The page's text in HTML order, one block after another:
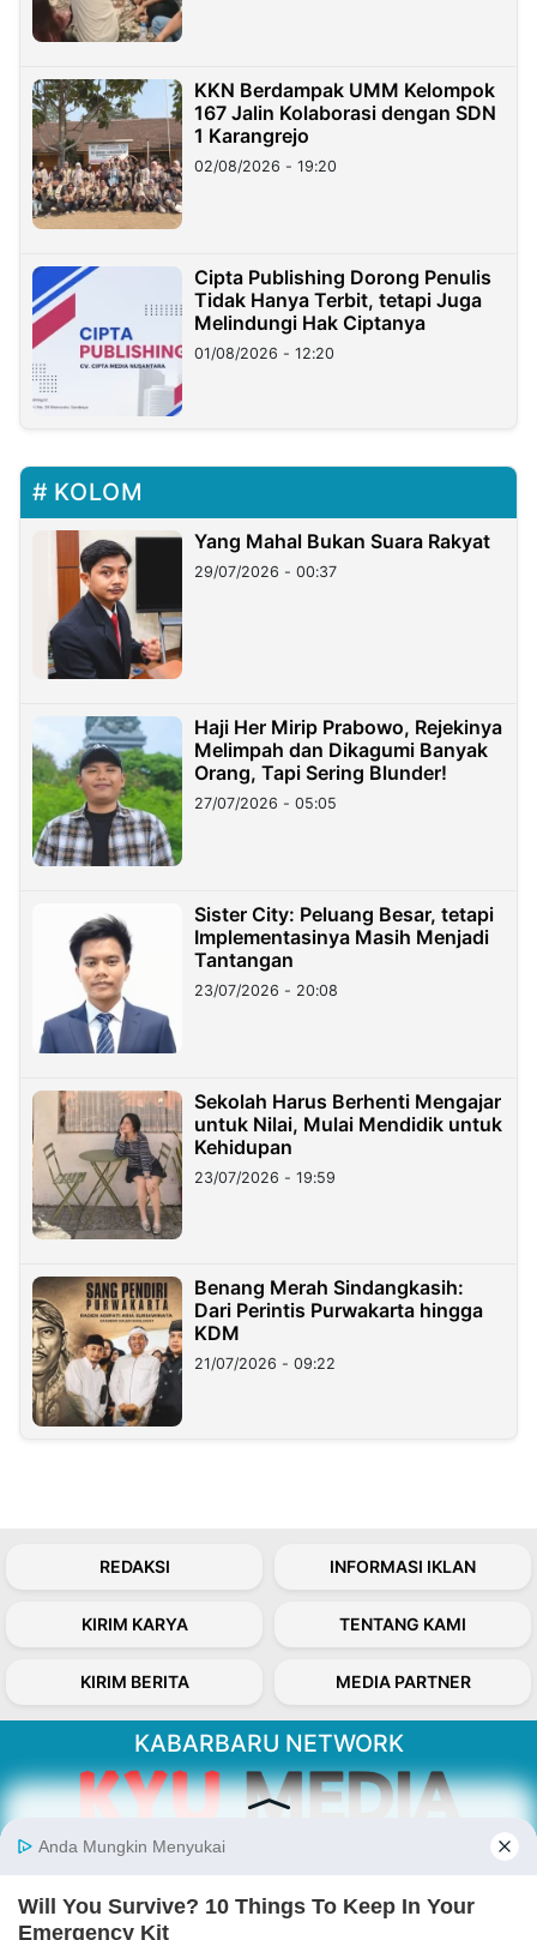
KKN Berdampak UMM Kelompok
167 Jalin Kolaborasi dengan SDN
1 Karangrejo
02/08/2026 - 19:20
Cipta Publishing Dorong Penulis
Tidak Hanya Terbit, tetapi Juga
Melindungi Hak Ciptanya
01/08/2026 - 12:20
KOLOM
Yang Mahal Bukan Suara Rakyat
29/07/2026 - 00:37
Haji Her Mirip Prabowo, Rejekinya
Melimpah dan Dikagumi Banyak
Orang, Tapi Sering Blunder!
27/07/2026 - 05:05
Sister City: Peluang Besar, tetapi
Implementasinya Masih Menjadi
Tantangan
23/07/2026 - 20:08
Sekolah Harus Berhenti Mengajar
untuk Nilai, Mulai Mendidik untuk
Kehidupan
23/07/2026 - 19:59
Benang Merah Sindangkasih:
Dari Perintis Purwakarta hingga
KDM
21/07/2026 - 09:22
REDAKSI INFORMASI IKLAN
KIRIM KARYA TENTANG KAMI
KIRIM BERITA MEDIA PARTNER
KABARBARU NETWORK
Kabarbaru.co menyajikan berita aktual dan